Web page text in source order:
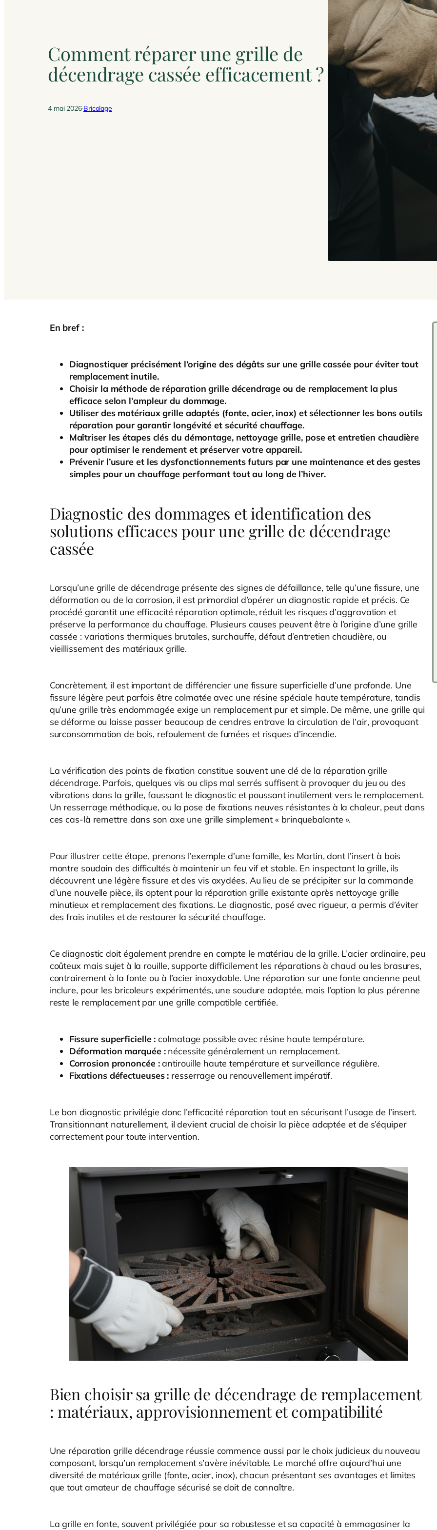
Comment réparer une grille de
décendrage cassée efficacement ?
4 mai 2026·Bricolage
En bref :
Diagnostiquer précisément l’origine des dégâts sur une grille cassée pour éviter tout
remplacement inutile.
Choisir la méthode de réparation grille décendrage ou de remplacement la plus
efficace selon l’ampleur du dommage.
Utiliser des matériaux grille adaptés (fonte, acier, inox) et sélectionner les bons outils
réparation pour garantir longévité et sécurité chauffage.
Maîtriser les étapes clés du démontage, nettoyage grille, pose et entretien chaudière
pour optimiser le rendement et préserver votre appareil.
Prévenir l’usure et les dysfonctionnements futurs par une maintenance et des gestes
simples pour un chauffage performant tout au long de l’hiver.
Diagnostic des dommages et identification des
solutions efficaces pour une grille de décendrage
cassée
Lorsqu’une grille de décendrage présente des signes de défaillance, telle qu’une fissure, une
déformation ou de la corrosion, il est primordial d’opérer un diagnostic rapide et précis. Ce
procédé garantit une efficacité réparation optimale, réduit les risques d’aggravation et
préserve la performance du chauffage. Plusieurs causes peuvent être à l’origine d’une grille
cassée : variations thermiques brutales, surchauffe, défaut d’entretien chaudière, ou
vieillissement des matériaux grille.
Concrètement, il est important de différencier une fissure superficielle d’une profonde. Une
fissure légère peut parfois être colmatée avec une résine spéciale haute température, tandis
qu’une grille très endommagée exige un remplacement pur et simple. De même, une grille qui
se déforme ou laisse passer beaucoup de cendres entrave la circulation de l’air, provoquant
surconsommation de bois, refoulement de fumées et risques d’incendie.
La vérification des points de fixation constitue souvent une clé de la réparation grille
décendrage. Parfois, quelques vis ou clips mal serrés suffisent à provoquer du jeu ou des
vibrations dans la grille, faussant le diagnostic et poussant inutilement vers le remplacement.
Un resserrage méthodique, ou la pose de fixations neuves résistantes à la chaleur, peut dans
ces cas-là remettre dans son axe une grille simplement « brinquebalante ».
Pour illustrer cette étape, prenons l’exemple d’une famille, les Martin, dont l’insert à bois
montre soudain des difficultés à maintenir un feu vif et stable. En inspectant la grille, ils
découvrent une légère fissure et des vis oxydées. Au lieu de se précipiter sur la commande
d’une nouvelle pièce, ils optent pour la réparation grille existante après nettoyage grille
minutieux et remplacement des fixations. Le diagnostic, posé avec rigueur, a permis d’éviter
des frais inutiles et de restaurer la sécurité chauffage.
Ce diagnostic doit également prendre en compte le matériau de la grille. L’acier ordinaire, peu
coûteux mais sujet à la rouille, supporte difficilement les réparations à chaud ou les brasures,
contrairement à la fonte ou à l’acier inoxydable. Une réparation sur une fonte ancienne peut
inclure, pour les bricoleurs expérimentés, une soudure adaptée, mais l’option la plus pérenne
reste le remplacement par une grille compatible certifiée.
Fissure superficielle : colmatage possible avec résine haute température.
Déformation marquée :nécessite généralement un remplacement.
Corrosion prononcée :antirouille haute température et surveillance régulière.
Fixations défectueuses : resserrage ou renouvellement impératif.
Le bon diagnostic privilégie donc l’efficacité réparation tout en sécurisant l’usage de l’insert.
Transitionnant naturellement, il devient crucial de choisir la pièce adaptée et de s’équiper
correctement pour toute intervention.
Bien choisir sa grille de décendrage de remplacement
: matériaux, approvisionnement et compatibilité
Une réparation grille décendrage réussie commence aussi par le choix judicieux du nouveau
composant, lorsqu’un remplacement s’avère inévitable. Le marché offre aujourd’hui une
diversité de matériaux grille (fonte, acier, inox), chacun présentant ses avantages et limites
que tout amateur de chauffage sécurisé se doit de connaître.
La grille en fonte, souvent privilégiée pour sa robustesse et sa capacité à emmagasiner la